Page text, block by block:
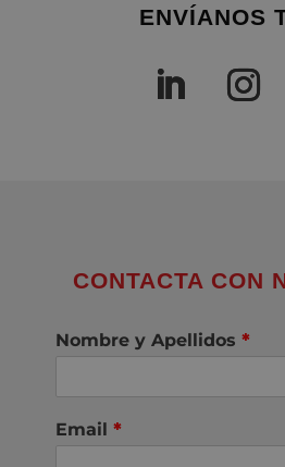
ENVÍANOS
CONTACTA CON
Nombre y Apellidos *
Email *